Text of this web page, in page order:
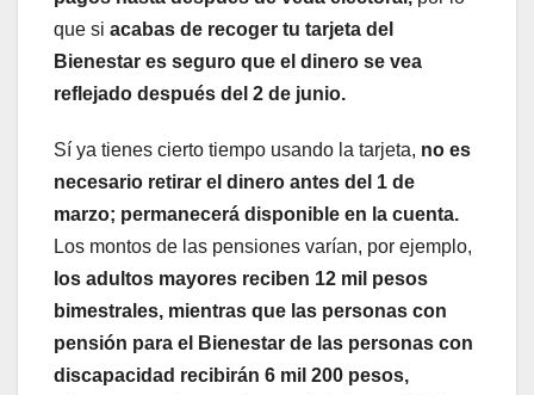
que si acabas de recoger tu tarjeta del
Bienestar es seguro que el dinero se vea
reflejado después del 2 de junio.
Sí ya tienes cierto tiempo usando la tarjeta, no es
necesario retirar el dinero antes del 1 de
marzo; permanecerá disponible en la cuenta.
Los montos de las pensiones varían, por ejemplo,
los adultos mayores reciben 12 mil pesos
bimestrales, mientras que las personas con
pensión para el Bienestar de las personas con
discapacidad recibirán 6 mil 200 pesos,